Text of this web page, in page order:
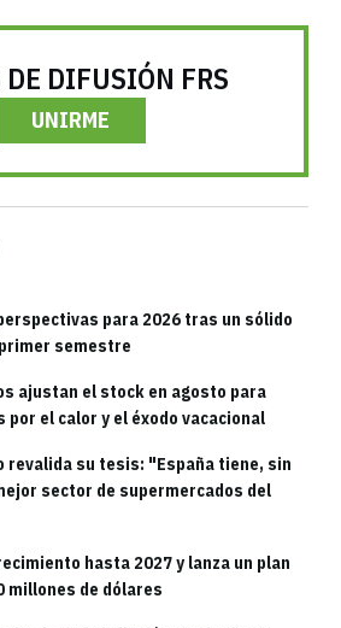
DIFUSIÓN FRS
UNIRME
para 2026 tras un sólido
semestre
ajustan el stock en agosto para
el calor y el éxodo vacacional
revalida su tesis: "España tiene, sin
sector de supermercados del
hasta 2027 y lanza un plan
millones de dólares